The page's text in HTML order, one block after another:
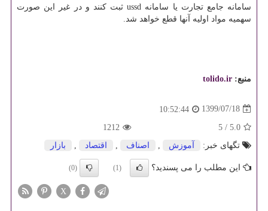
سامانه جامع تجارت یا سامانه ussd ثبت کنند و در غیر این صورت
سهمیه مواد اولیه آنها قطع خواهد شد.
منبع: tolido.ir
1399/07/18
10:52:44
5.0
/
5
1212
تگهای خبر:
آموزش اصناف اقتصاد بازار
این مطلب را می پسندید؟ (1)
(0)
X